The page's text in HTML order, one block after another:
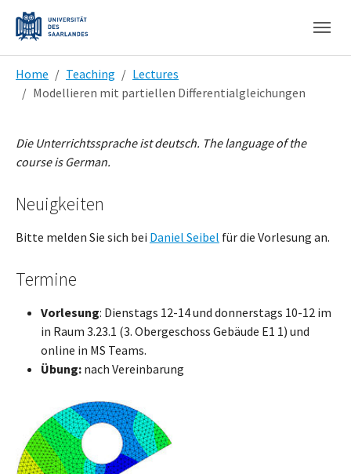
Skip to main content
Skip to page footer
Home Teaching
Lectures
Modellieren mit partiellen Differentialgleichungen
Die Unterrichtssprache ist deutsch. The language of the
course is German.
Neuigkeiten
Bitte melden Sie sich bei Daniel Seibel für die Vorlesung an.
Termine
Vorlesung: Dienstags 12-14 und donnerstags 10-12 im
in Raum 3.23.1 (3. Obergeschoss Gebäude E1 1) und
online in MS Teams.
Übung: nach Vereinbarung